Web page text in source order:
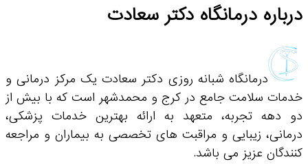
درباره درمانگاه دکتر سعادت
درمانگاه شبانه روزی دکتر سعادت یک مرکز درمانی و
خدمات سلامت جامع در کرج و محمدشهر است که با بیش از
دو دهه تجربه، متعهد به ارائه بهترین خدمات پزشکی،
درمانی، زیبایی و مراقبت های تخصصی به بیماران و مراجعه
کنندگان عزیز می باشد.